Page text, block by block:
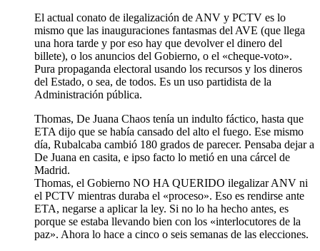
El actual conato de ilegalización de ANV y PCTV es lo
mismo que las inauguraciones fantasmas del AVE (que llega
una hora tarde y por eso hay que devolver el dinero del
billete), o los anuncios del Gobierno, o el «cheque-voto».
Pura propaganda electoral usando los recursos y los dineros
del Estado, o sea, de todos. Es un uso partidista de la
Administración pública.
Thomas, De Juana Chaos tenía un indulto fáctico, hasta que
ETA dijo que se había cansado del alto el fuego. Ese mismo
día, Rubalcaba cambió 180 grados de parecer. Pensaba dejar a
De Juana en casita, e ipso facto lo metió en una cárcel de
Madrid.
Thomas, el Gobierno NO HA QUERIDO ilegalizar ANV ni
el PCTV mientras duraba el «proceso». Eso es rendirse ante
ETA, negarse a aplicar la ley. Si no lo ha hecho antes, es
porque se estaba llevando bien con los «interlocutores de la
paz». Ahora lo hace a cinco o seis semanas de las elecciones.